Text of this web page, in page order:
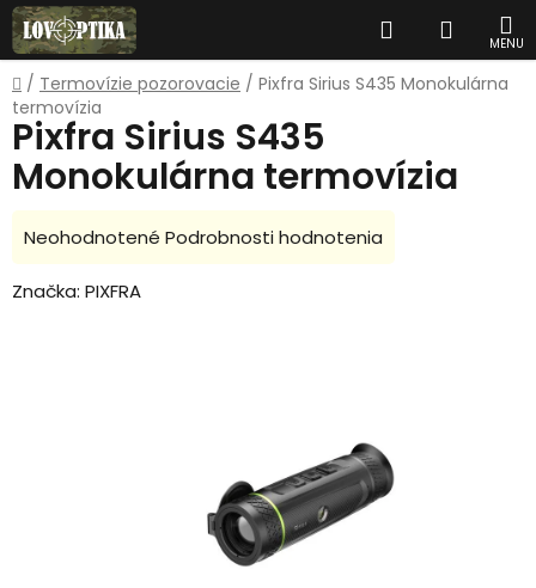
Prejsť
na
obsah
Hľadať
KOŠÍK
Domov
/ Termovízie pozorovacie / Pixfra Sirius S435 Monokulárna
termovízia
Pixfra Sirius S435
Monokulárna termovízia
Priemerné
produktu
Neohodnotené Podrobnosti hodnotenia
Značka: PIXFRA